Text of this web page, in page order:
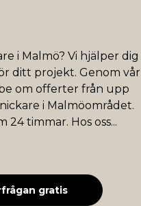
i Malmö? Vi hjälper dig
ditt projekt. Genom vår
om offerter från upp
i Malmöområdet.
24 timmar. Hos oss...
gratis